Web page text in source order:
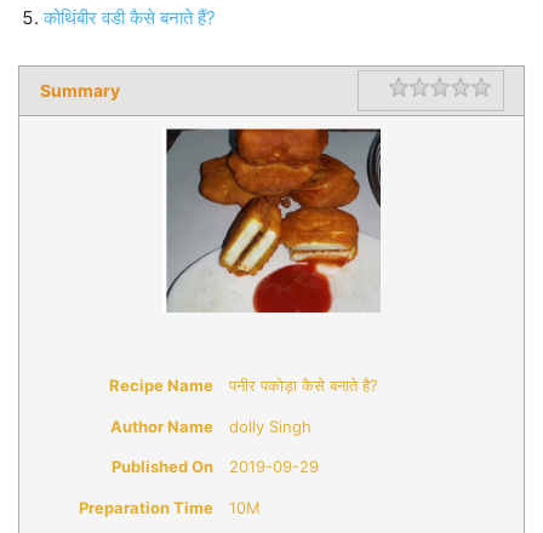
कोथिंबीर वडी कैसे बनाते हैं?
Summary Rating
Recipe Name पनीर पकोड़ा कैसे बनाते है?
Author Name dolly Singh
Published On 2019-09-29
Preparation Time 10M